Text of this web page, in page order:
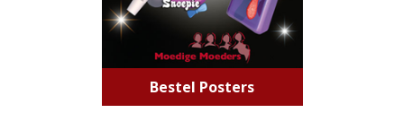
Bestel Posters